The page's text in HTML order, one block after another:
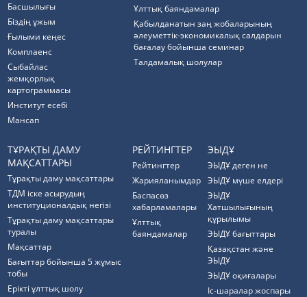
Басшылығы
Біздің ұжым
Ғылыми кеңес
Комплаенс
Cыбайлас
жемқорлық
картограммасы
Институт есебі
Мансап
Ұлттық баяндамалар
Қабылданатын заң жобаларының
әлеуметтік-экономикалық салдарын
бағалау бойынша семинар
Талдамалық шолулар
ТҰРАҚТЫ ДАМУ
МАҚСАТТАРЫ
Тұрақты даму мақсаттары
ТДМ іске асырудың
институционалдық негізі
Тұрақты даму мақсаттары
туралы
Мақсаттар
Бағыттар бойынша 5 жұмыс
тобы
Ерікті ұлттық шолу
РЕЙТИНГТЕР
Рейтингтер
Жарияланымдар
Баспасөз
хабарламалары
Ұлттық
баяндамалар
ЭЫДҰ
ЭЫДҰ деген не
ЭЫДҰ мүше елдері
ЭЫДҰ
Хатшылығының
құрылымы
ЭЫДҰ бағыттары
Қазақстан және
ЭЫДҰ
ЭЫДҰ оқиғалары
Іс-шаралар жоспары